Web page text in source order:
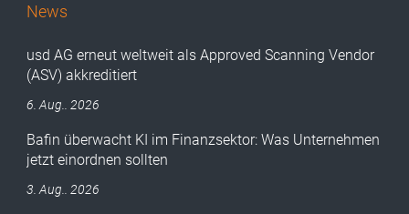
News
usd AG erneut weltweit als Approved Scanning Vendor
(ASV) akkreditiert
6. Aug.. 2026
Bafin überwacht KI im Finanzsektor: Was Unternehmen
jetzt einordnen sollten
3. Aug.. 2026